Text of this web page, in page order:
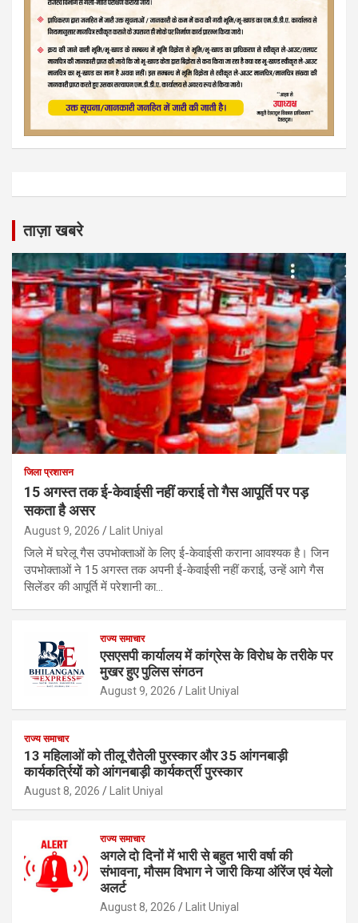
ताज़ा खबरे
जिला प्रशासन
15 अगस्त तक ई-केवाईसी नहीं कराई तो गैस आपूर्ति पर पड़
सकता है असर
August 9, 2026 Lalit Uniyal
जिले में घरेलू गैस उपभोक्ताओं के लिए ई-केवाईसी कराना आवश्यक है। जिन
उपभोक्ताओं ने 15 अगस्त तक अपनी ई-केवाईसी नहीं कराई, उन्हें आगे गैस
सिलेंडर की आपूर्ति में परेशानी का…
राज्य समाचार
एसएसपी कार्यालय में कांग्रेस के विरोध के तरीके पर
मुखर हुए पुलिस संगठन
August 9, 2026 Lalit Uniyal
राज्य समाचार
13 महिलाओं को तीलू रौतेली पुरस्कार और 35 आंगनबाड़ी
कार्यकर्त्रियों को आंगनबाड़ी कार्यकर्त्री पुरस्कार
August 8, 2026 Lalit Uniyal
राज्य समाचार
अगले दो दिनों में भारी से बहुत भारी वर्षा की
संभावना, मौसम विभाग ने जारी किया ऑरेंज एवं येलो
अलर्ट
August 8, 2026 Lalit Uniyal